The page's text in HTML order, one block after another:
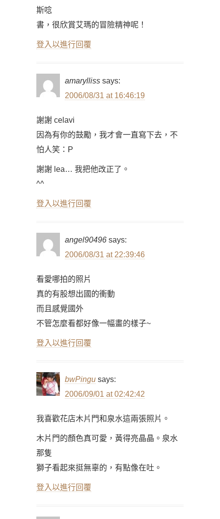
斯唸
書，很欣賞艾瑪的冒險精神呢！
登入以進行回覆
amarylliss says:
2006/08/31 at 16:46:19
謝謝 celavi
因為有你的鼓勵，我才會一直寫下去，不
怕人笑：P
謝謝 lea… 我把他改正了。
^^
登入以進行回覆
angel90496 says:
2006/08/31 at 22:39:46
看愛哪拍的照片
真的有股想出國的衝動
而且感覺國外
不管怎麼看都好像一幅畫的樣子~
登入以進行回覆
bwPingu says:
2006/09/01 at 02:42:42
我喜歡花店木片門和泉水這兩張照片。
木片門的顏色真可愛，黃得亮晶晶。泉水
那隻
獅子看起來挺無辜的，有點像在吐。
登入以進行回覆